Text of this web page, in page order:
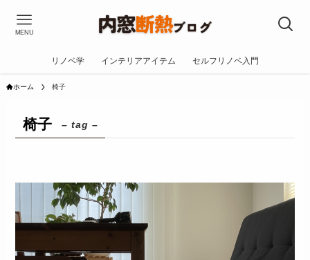
MENU
リノベ学 インテリアアイテム セルフリノベ入門
ホーム 椅子
椅子 – tag –